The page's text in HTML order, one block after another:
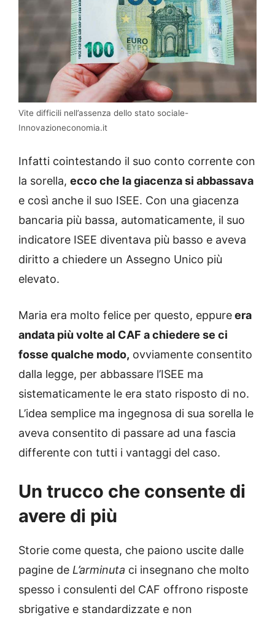
Vite difficili nell’assenza dello stato sociale-
Innovazioneconomia.it
Infatti cointestando il suo conto corrente con
la sorella, ecco che la giacenza si abbassava
e così anche il suo ISEE. Con una giacenza
bancaria più bassa, automaticamente, il suo
indicatore ISEE diventava più basso e aveva
diritto a chiedere un Assegno Unico più
elevato.
Maria era molto felice per questo, eppureera
andata più volte al CAF a chiedere se ci
fosse qualche modo, ovviamente consentito
dalla legge, per abbassare l’ISEE ma
sistematicamente le era stato risposto di no.
L’idea semplice ma ingegnosa di sua sorella le
aveva consentito di passare ad una fascia
differente con tutti i vantaggi del caso.
Un trucco che consente di
avere di più
Storie come questa, che paiono uscite dalle
pagine de L’arminuta ci insegnano che molto
spesso i consulenti del CAF offrono risposte
sbrigative e standardizzate e non